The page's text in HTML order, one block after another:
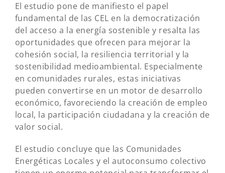
El estudio pone de manifiesto el papel
fundamental de las CEL en la democratización
del acceso a la energía sostenible y resalta las
oportunidades que ofrecen para mejorar la
cohesión social, la resiliencia territorial y la
sostenibilidad medioambiental. Especialmente
en comunidades rurales, estas iniciativas
pueden convertirse en un motor de desarrollo
económico, favoreciendo la creación de empleo
local, la participación ciudadana y la creación de
valor social.
El estudio concluye que las Comunidades
Energéticas Locales y el autoconsumo colectivo